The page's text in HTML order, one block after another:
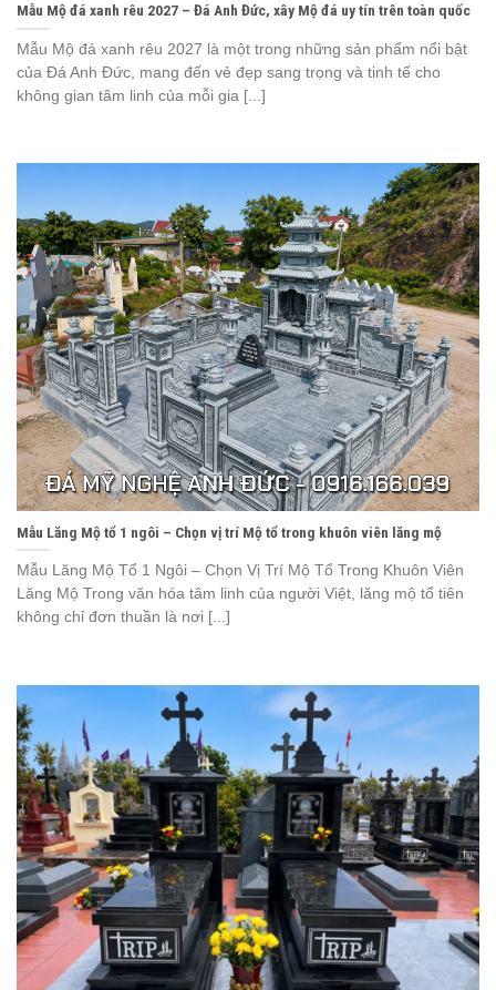
Mẫu Mộ đá xanh rêu 2027 – Đá Anh Đức, xây Mộ đá uy tín trên toàn quốc
Mẫu Mộ đá xanh rêu 2027 là một trong những sản phẩm nổi bật
của Đá Anh Đức, mang đến vẻ đẹp sang trọng và tinh tế cho
không gian tâm linh của mỗi gia [...]
Mẫu Lăng Mộ tổ 1 ngôi – Chọn vị trí Mộ tổ trong khuôn viên lăng mộ
Mẫu Lăng Mộ Tổ 1 Ngôi – Chọn Vị Trí Mộ Tổ Trong Khuôn Viên
Lăng Mộ Trong văn hóa tâm linh của người Việt, lăng mộ tổ tiên
không chỉ đơn thuần là nơi [...]